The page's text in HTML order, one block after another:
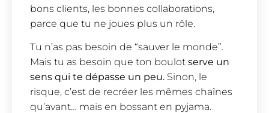
bons clients, les bonnes collaborations,
parce que tu ne joues plus un rôle.
Tu n’as pas besoin de “sauver le monde”.
Mais tu as besoin que ton boulot serve un
sens qui te dépasse un peu. Sinon, le
risque, c’est de recréer les mêmes chaînes
qu’avant… mais en bossant en pyjama.